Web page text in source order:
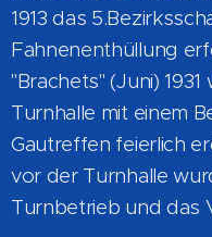
1913 das
Fahnenenthüllung
"Brachets" (Juni)
Turnhalle mit einem
Gautreffen feierlich
vor der Turnhalle
Turnbetrieb und das